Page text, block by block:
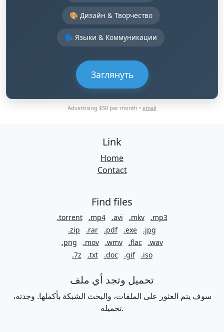
🎨 Дизайн & Творчество
🗣️ Языки & Коммуникации
Заглянуть
Advertising $50 per month • email
Link
Home
Contact
Find files
.torrent .mp4 .avi .mkv
.mp3
.zip
.rar .pdf .exe
.jpg
.png
.mov .wmv .flac
.wav
.7z
.txt .doc .gif .iso
تحميل وتجد أي ملف
سوف يتم العثور على الملفات، والبحث الشبكة بأكملها. وجدته،
تحميله.